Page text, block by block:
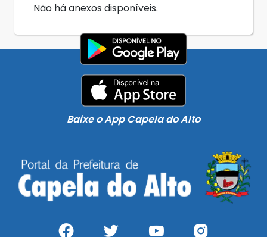
Não há anexos disponíveis.
Baixe o App Capela do Alto